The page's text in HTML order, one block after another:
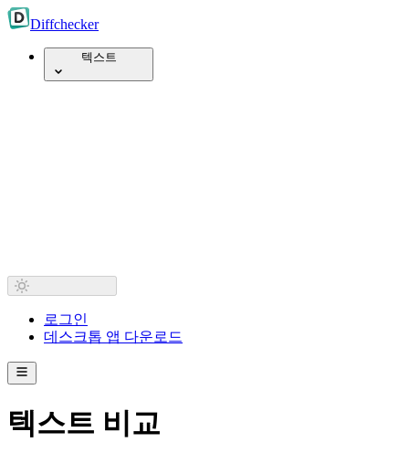
Diffchecker
텍스트
로그인
데스크톱 앱 다운로드
텍스트 비교